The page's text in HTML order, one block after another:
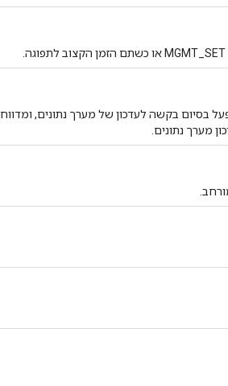
בסיום בקשה לעדכון של מערך נתונים, ומדווח
מערך נתונים.